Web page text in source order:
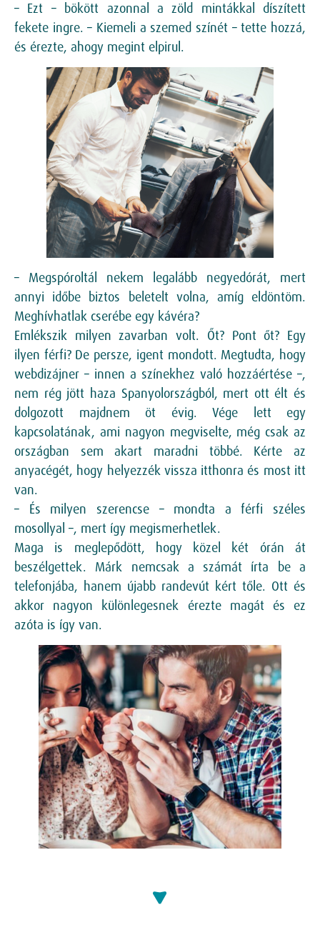
– Ezt – bökött azonnal a zöld mintákkal díszített
fekete ingre. – Kiemeli a szemed színét – tette hozzá,
és érezte, ahogy megint elpirul.
– Megspóroltál nekem legalább negyedórát, mert
annyi időbe biztos beletelt volna, amíg eldöntöm.
Meghívhatlak cserébe egy kávéra?
Emlékszik milyen zavarban volt. Őt? Pont őt? Egy
ilyen férfi? De persze, igent mondott. Megtudta, hogy
webdizájner – innen a színekhez való hozzáértése –,
nem rég jött haza Spanyolországból, mert ott élt és
dolgozott majdnem öt évig. Vége lett egy
kapcsolatának, ami nagyon megviselte, még csak az
országban sem akart maradni többé. Kérte az
anyacégét, hogy helyezzék vissza itthonra és most itt
van.
– És milyen szerencse – mondta a férfi széles
mosollyal –, mert így megismerhetlek.
Maga is meglepődött, hogy közel két órán át
beszélgettek. Márk nemcsak a számát írta be a
telefonjába, hanem újabb randevút kért tőle. Ott és
akkor nagyon különlegesnek érezte magát és ez
azóta is így van.